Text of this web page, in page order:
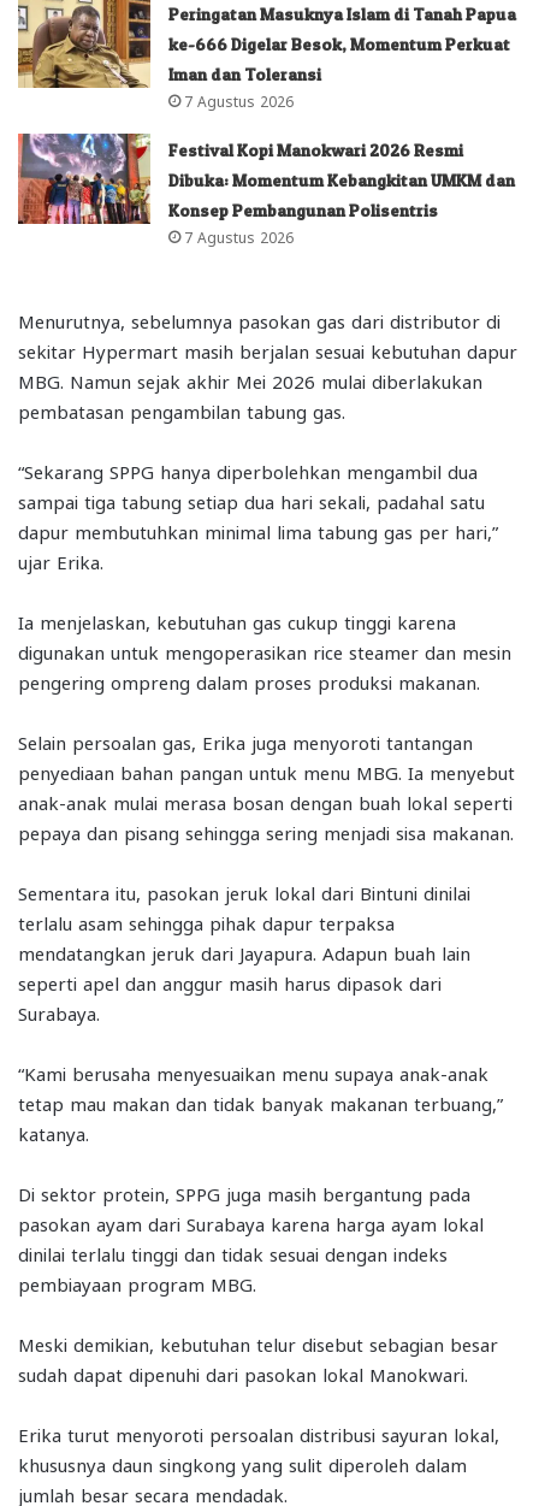
Peringatan Masuknya Islam di Tanah Papua
ke-666 Digelar Besok, Momentum Perkuat
Iman dan Toleransi
7 Agustus 2026
Festival Kopi Manokwari 2026 Resmi
Dibuka: Momentum Kebangkitan UMKM dan
Konsep Pembangunan Polisentris
7 Agustus 2026
Menurutnya, sebelumnya pasokan gas dari distributor di
sekitar Hypermart masih berjalan sesuai kebutuhan dapur
MBG. Namun sejak akhir Mei 2026 mulai diberlakukan
pembatasan pengambilan tabung gas.
“Sekarang SPPG hanya diperbolehkan mengambil dua
sampai tiga tabung setiap dua hari sekali, padahal satu
dapur membutuhkan minimal lima tabung gas per hari,”
ujar Erika.
Ia menjelaskan, kebutuhan gas cukup tinggi karena
digunakan untuk mengoperasikan rice steamer dan mesin
pengering ompreng dalam proses produksi makanan.
Selain persoalan gas, Erika juga menyoroti tantangan
penyediaan bahan pangan untuk menu MBG. Ia menyebut
anak-anak mulai merasa bosan dengan buah lokal seperti
pepaya dan pisang sehingga sering menjadi sisa makanan.
Sementara itu, pasokan jeruk lokal dari Bintuni dinilai
terlalu asam sehingga pihak dapur terpaksa
mendatangkan jeruk dari Jayapura. Adapun buah lain
seperti apel dan anggur masih harus dipasok dari
Surabaya.
“Kami berusaha menyesuaikan menu supaya anak-anak
tetap mau makan dan tidak banyak makanan terbuang,”
katanya.
Di sektor protein, SPPG juga masih bergantung pada
pasokan ayam dari Surabaya karena harga ayam lokal
dinilai terlalu tinggi dan tidak sesuai dengan indeks
pembiayaan program MBG.
Meski demikian, kebutuhan telur disebut sebagian besar
sudah dapat dipenuhi dari pasokan lokal Manokwari.
Erika turut menyoroti persoalan distribusi sayuran lokal,
khususnya daun singkong yang sulit diperoleh dalam
jumlah besar secara mendadak.